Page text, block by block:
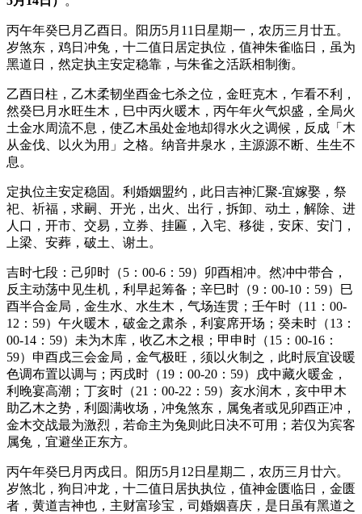
丙午年癸巳月乙酉日。阳历5月11日星期一，农历三月廿五。
岁煞东，鸡日冲兔，十二值日居定执位，值神朱雀临日，虽为
黑道日，然定执主安定稳靠，与朱雀之活跃相制衡。
乙酉日柱，乙木柔韧坐酉金七杀之位，金旺克木，乍看不利，
然癸巳月水旺生木，巳中丙火暖木，丙午年火气炽盛，全局火
土金水周流不息，使乙木虽处金地却得水火之调候，反成「木
从金伐、以火为用」之格。纳音井泉水，主源源不断、生生不
息。
定执位主安定稳固。利婚姻盟约，此日吉神汇聚-宜嫁娶，祭
祀、祈福，求嗣、开光，出火、出行，拆卸、动土，解除、进
人口，开市、交易，立券、挂匾，入宅、移徙，安床、安门，
上梁、安葬，破土、谢土。
吉时七段：己卯时（5：00-6：59）卯酉相冲。然冲中带合，
反主动荡中见生机，利早起筹备；辛巳时（9：00-10：59）巳
酉半合金局，金生水、水生木，气场连贯；壬午时（11：00-
12：59）午火暖木，破金之肃杀，利宴席开场；癸未时（13：
00-14：59）未为木库，收乙木之根；甲申时（15：00-16：
59）申酉戌三会金局，金气极旺，须以火制之，此时辰宜设暖
色调布置以调与；丙戌时（19：00-20：59）戌中藏火暖金，
利晚宴高潮；丁亥时（21：00-22：59）亥水润木，亥中甲木
助乙木之势，利圆满收场，冲兔煞东，属兔者或见卯酉正冲，
金木交战最为激烈，若命主为兔则此日决不可用；若仅为宾客
属兔，宜避坐正东方。
丙午年癸巳月丙戌日。阳历5月12日星期二，农历三月廿六。
岁煞北，狗日冲龙，十二值日居执执位，值神金匮临日，金匮
者，黄道吉神也，主财富珍宝，司婚姻喜庆，是日虽有黑道之